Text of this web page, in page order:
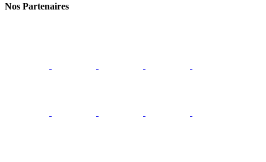
Nos Partenaires